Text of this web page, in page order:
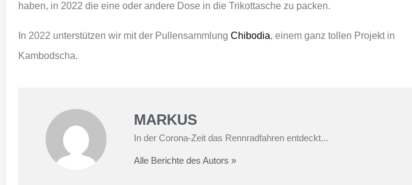
haben, in 2022 die eine oder andere Dose in die Trikottasche zu packen.
In 2022 unterstützen wir mit der Pullensammlung Chibodia, einem ganz tollen Projekt in
Kambodscha.
MARKUS
In der Corona-Zeit das Rennradfahren entdeckt...
Alle Berichte des Autors »